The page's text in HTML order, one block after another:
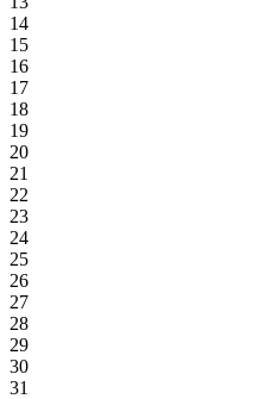
14
15
16
17
18
19
20
21
22
23
24
25
26
27
28
29
30
31